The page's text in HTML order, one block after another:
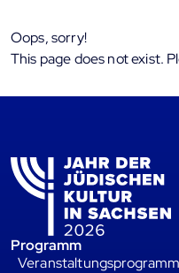
Oops, sorry!
This page does not exist.
Programm
Veranstaltungsprogramm